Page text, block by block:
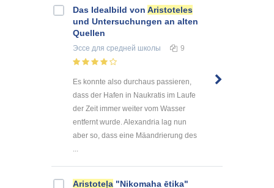
Das Idealbild von Aristoteles
und Untersuchungen an alten
Quellen
Эссе для средней школы 9
Es konnte also durchaus passieren,
dass der Hafen in Naukratis im Laufe
der Zeit immer weiter vom Wasser
entfernt wurde. Alexandria lag nun
aber so, dass eine Mäandrierung des
...
Aristoteļa "Nikomaha ētika"